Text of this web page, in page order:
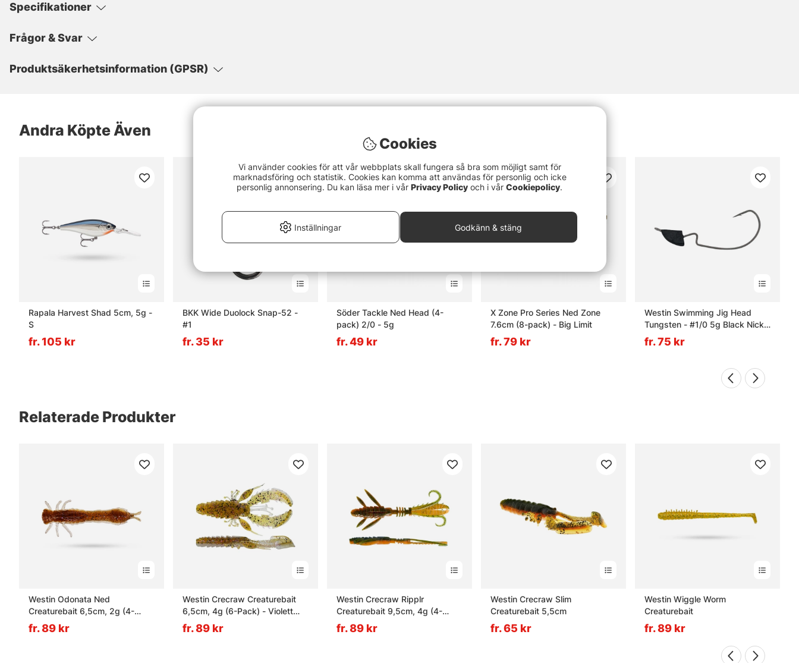
Specifikationer
Frågor & Svar
Produktsäkerhetsinformation (GPSR)
Andra Köpte Även
Rapala Harvest Shad 5cm, 5g -
S
fr. 105 kr
BKK Wide Duolock Snap-52 -
#1
fr. 35 kr
Söder Tackle Ned Head (4-
pack) 2/0 - 5g
fr. 49 kr
X Zone Pro Series Ned Zone
7.6cm (8-pack) - Big Limit
fr. 79 kr
Westin Swimming Jig Head
Tungsten - #1/0 5g Black Nickel
(2-pack)
fr. 75 kr
Relaterade Produkter
Westin Odonata Ned
Creaturebait 6,5cm, 2g (4-
Pack) - Brown Shiner
fr. 89 kr
Westin Crecraw Creaturebait
6,5cm, 4g (6-Pack) - Violett
Goby
fr. 89 kr
Westin Crecraw Ripplr
Creaturebait 9,5cm, 4g (4-
Pack) - UV Craw
fr. 89 kr
Westin Crecraw Slim
Creaturebait 5,5cm
fr. 65 kr
Westin Wiggle Worm
Creaturebait
fr. 89 kr
Cookies
Vi använder cookies för att vår webbplats skall fungera så bra som möjligt samt för
marknadsföring och statistik. Cookies kan komma att användas för personlig och icke
personlig annonsering. Du kan läsa mer i vår Privacy Policy och i vår Cookiepolicy.
Inställningar Godkänn & stäng